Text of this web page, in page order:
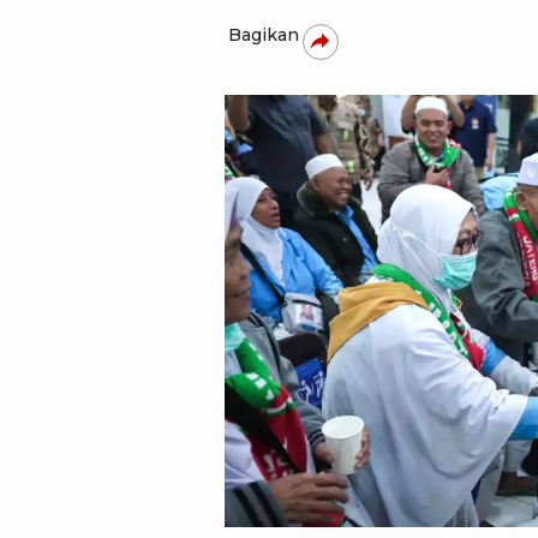
Bagikan
Humas Pemprov Jawa Tengah